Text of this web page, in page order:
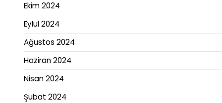
Ekim 2024
Eylül 2024
Ağustos 2024
Haziran 2024
Nisan 2024
Şubat 2024